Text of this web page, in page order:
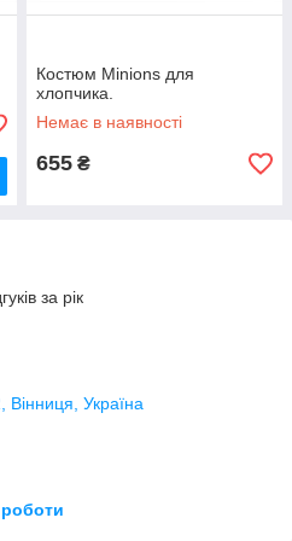
Костюм Minions для
хлопчика.
Немає в наявності
655 ₴
за рік
Україна